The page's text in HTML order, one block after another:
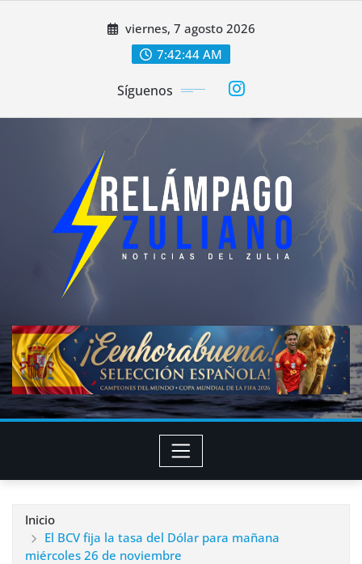
viernes, 7 agosto 2026
7:42:46 AM
Síguenos
Inicio
El BCV fija la tasa del Dólar para mañana
miércoles 26 de noviembre